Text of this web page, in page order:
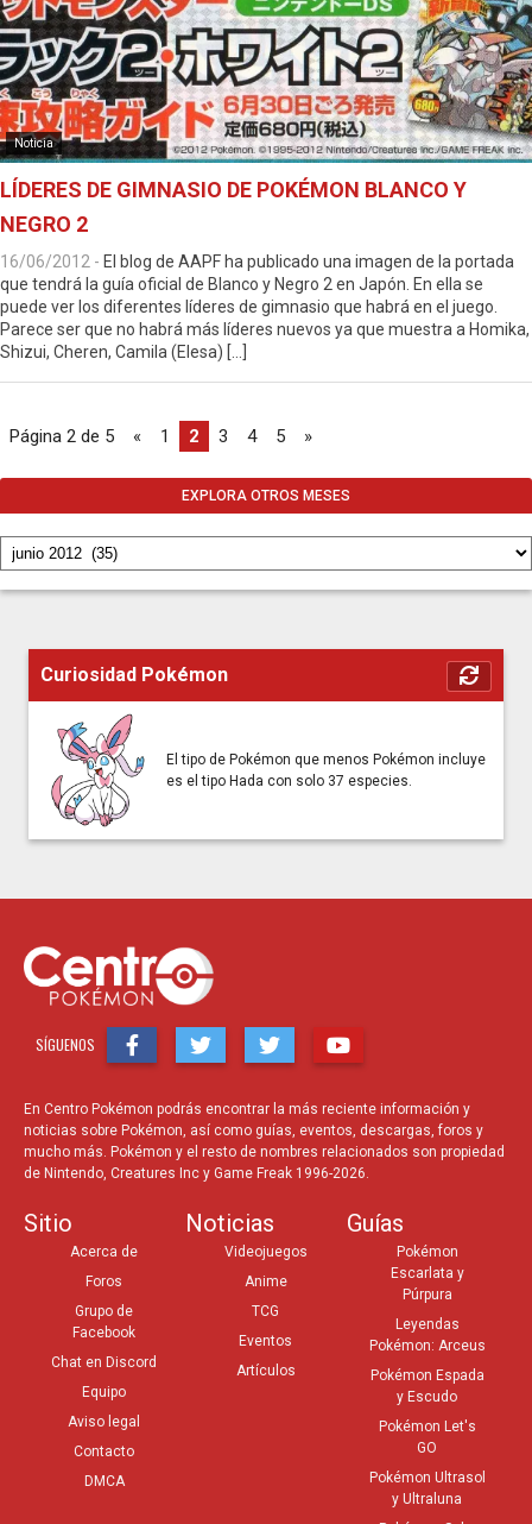
Noticia
LÍDERES DE GIMNASIO DE POKÉMON BLANCO Y
NEGRO 2
16/06/2012 - El blog de AAPF ha publicado una imagen de la portada
que tendrá la guía oficial de Blanco y Negro 2 en Japón. En ella se
puede ver los diferentes líderes de gimnasio que habrá en el juego.
Parece ser que no habrá más líderes nuevos ya que muestra a Homika,
Shizui, Cheren, Camila (Elesa) […]
Página 2 de 5 « 1 2 3 4 5 »
EXPLORA OTROS MESES
Curiosidad Pokémon
El tipo de Pokémon que menos Pokémon incluye
es el tipo Hada con solo 37 especies.
SÍGUENOS
En Centro Pokémon podrás encontrar la más reciente información y
noticias sobre Pokémon, así como guías, eventos, descargas, foros y
mucho más. Pokémon y el resto de nombres relacionados son propiedad
de Nintendo, Creatures Inc y Game Freak 1996-2026.
Sitio
Acerca de
Foros
Grupo de
Facebook
Chat en Discord
Equipo
Aviso legal
Contacto
DMCA
Noticias
Videojuegos
Anime
TCG
Eventos
Artículos
Guías
Pokémon
Escarlata y
Púrpura
Leyendas
Pokémon: Arceus
Pokémon Espada
y Escudo
Pokémon Let's
GO
Pokémon Ultrasol
y Ultraluna